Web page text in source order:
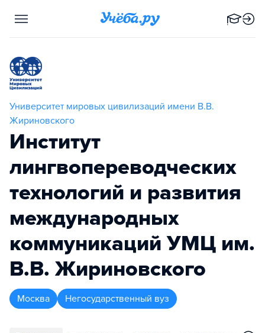
Университет мировых цивилизаций имени В.В.
Жириновского
Институт
лингвопереводческих
технологий и развития
международных
коммуникаций УМЦ им.
В.В. Жириновского
Москва Негосударственный вуз